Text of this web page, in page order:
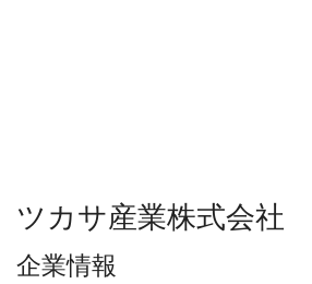
ツカサ産業株式会社
企業情報